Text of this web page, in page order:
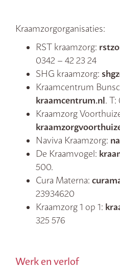
Kraamzorgorganisaties:
RST kraamzorg:
0342 – 42 23 24
SHG kraamzorg:
Kraamcentrum
kraamcentrum.nl. T:
Kraamzorg
Naviva Kraamzorg:
De Kraamvogel:
500.
Cura Materna:
23934620
Kraamzorg 1 op 1:
325 576
Werk en verlof